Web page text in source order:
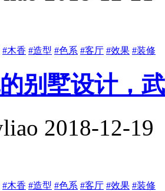
#木香 #造型 #色系 #客厅 #效果 #装修
别墅设计，
2018-12-19
#木香 #造型 #色系 #客厅 #效果 #装修